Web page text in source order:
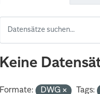
Keine
Formate: DWG Tags: